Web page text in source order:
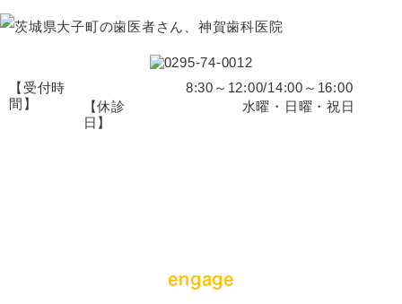
【受付時
間】
8:30～12:00/14:00～16:00
【休診
日】
水曜・日曜・祝日
engage